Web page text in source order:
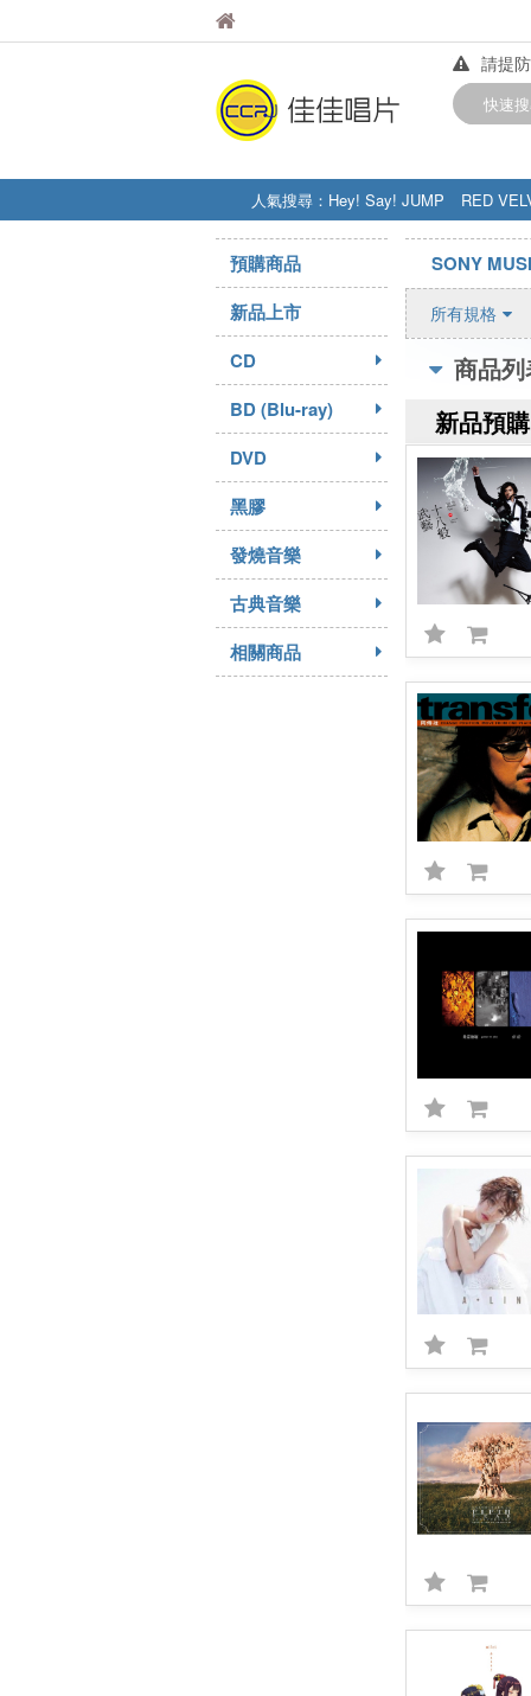
佳佳唱片
請提
【中
快速
人氣搜尋： Hey! Say! JUMP
RED
STRAY KIDS
盧廣仲 周杰伦
預購商品
新品上市
CD
BD (Blu-ray)
DVD
黑膠
發燒音樂
古典音樂
相關商品
SONY
所有規格
商品
新品預購